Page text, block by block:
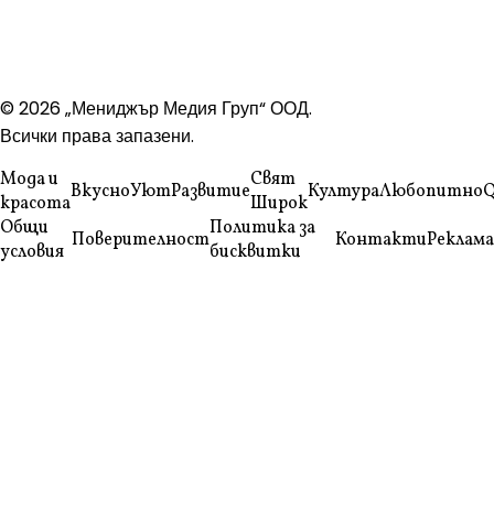
© 2026 „Мениджър Медия Груп“ ООД.
Всички права запазени.
Мода и
красотаВкусноУютРазвитиеСвят
ШирокКултураЛюбопитно
Общи
условия ПоверителностПолитика за
бисквитки
КонтактиРеклама